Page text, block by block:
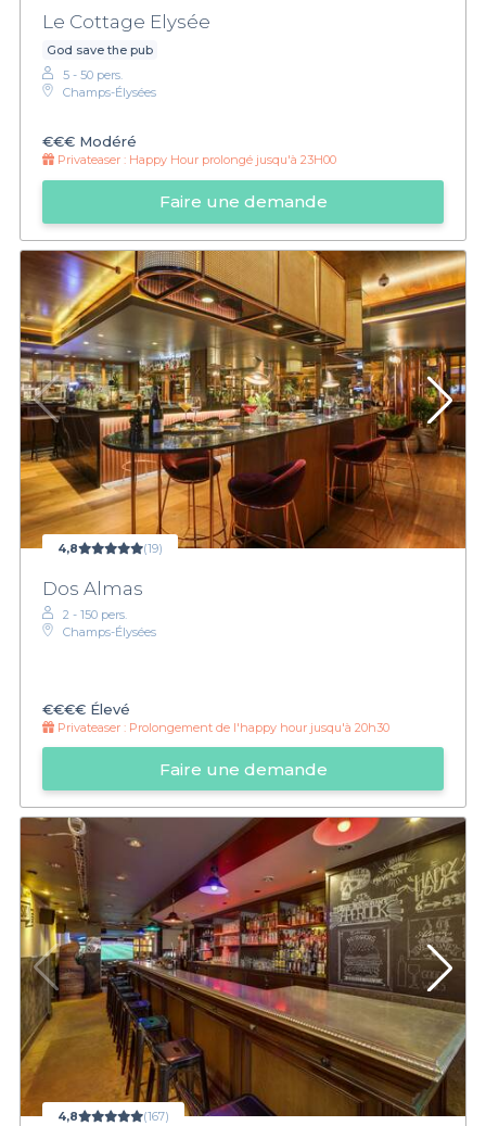
Le Cottage Elysée
God save the pub
5 - 50 pers.
Champs-Élysées
€€€ Modéré
Privateaser : Happy Hour prolongé jusqu'à 23H00
Faire une demande
4,8 (19)
Dos Almas
2 - 150 pers.
Champs-Élysées
€€€€ Élevé
Privateaser : Prolongement de l'happy hour jusqu'à 20h30
Faire une demande
4,8 (167)